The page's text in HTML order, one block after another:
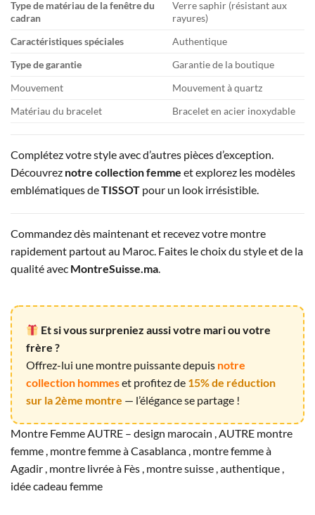
Type de matériau de la fenêtre du
cadran
Verre saphir (résistant aux
rayures)
Caractéristiques spéciales
Authentique
Type de garantie
Garantie de la boutique
Mouvement
Mouvement à quartz
Matériau du bracelet
Bracelet en acier inoxydable
Complétez votre style avec d’autres pièces d’exception.
Découvrez notre collection femme et explorez les modèles
emblématiques deTISSOT pour un look irrésistible.
Commandez dès maintenant et recevez votre montre
rapidement partout au Maroc. Faites le choix du style et de la
qualité avec MontreSuisse.ma.
Et si vous surpreniez aussi votre mari ou votre
frère ?
Offrez-lui une montre puissante depuis notre
collection hommeset profitez de 15% de réduction
sur la 2ème montre — l’élégance se partage !
Montre Femme AUTRE – design marocain , AUTRE montre
femme , montre femme à Casablanca , montre femme à
Agadir , montre livrée à Fès , montre suisse , authentique ,
idée cadeau femme